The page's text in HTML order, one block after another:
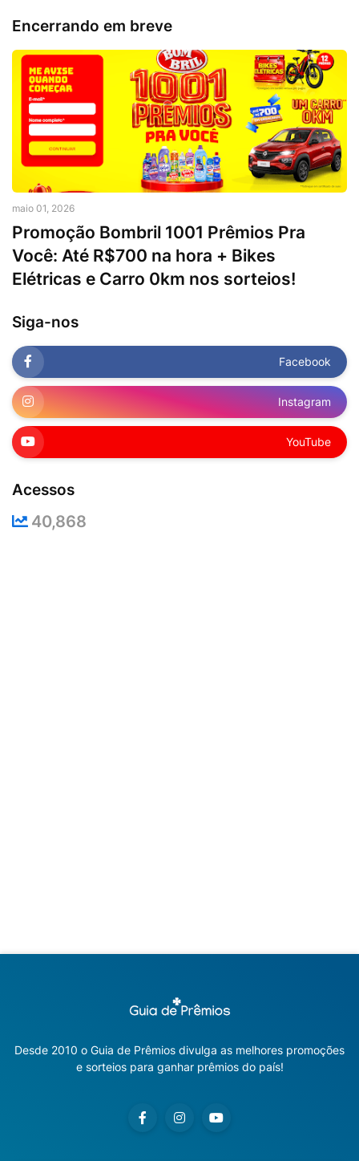
Encerrando em breve
maio 01, 2026
Promoção Bombril 1001 Prêmios Pra
Você: Até R$700 na hora + Bikes
Elétricas e Carro 0km nos sorteios!
Siga-nos
Facebook
Instagram
YouTube
Acessos
40,868
Desde 2010 o Guia de Prêmios divulga as melhores promoções
e sorteios para ganhar prêmios do país!